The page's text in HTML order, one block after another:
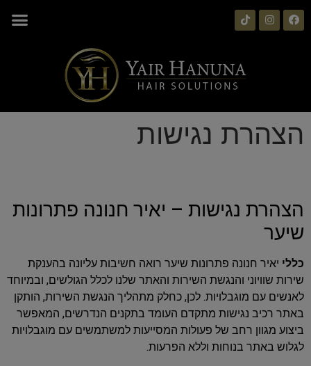
הצהרת נגישות
הצהרת נגישות – יאיר חנונה פתרונות
שיער
כללי יאיר חנונה פתרונות שיער רואה חשיבות עליונה בהענקת
שירות שוויוני והנגשת השירות והאתר שלנו לכלל הגולשים, ובמיוחד
לאנשים עם מוגבלויות. לכן, כחלק מתהליך הנגשת השירות, הותקן
באתר רכיב נגישות מתקדם העומד בתקנים הנדרשים, המאפשר
ביצוע מגוון רחב של פעולות המסייעות למשתמשים עם מוגבלויות
לגלוש באתר בנוחות וללא הפרעות.